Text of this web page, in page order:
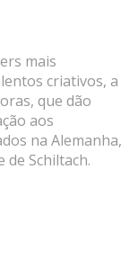
mais
criativos, a
que dão
aos
na Alemanha,
Schiltach.